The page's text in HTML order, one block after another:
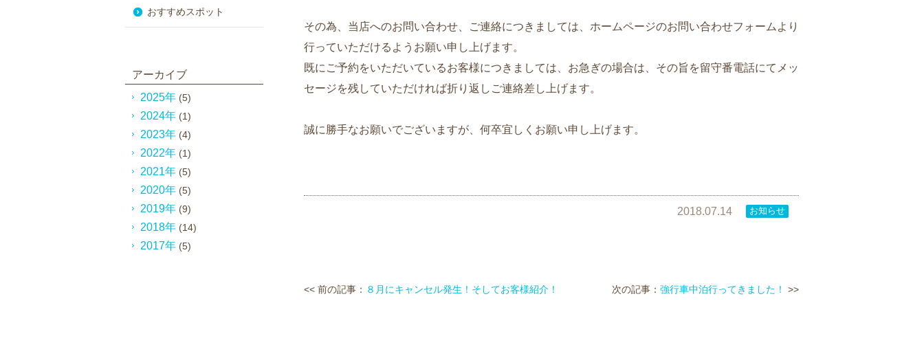
その為、当店へのお問い合わせ、ご連絡につきましては、ホームページのお問い合わせフォームより
行っていただけるようお願い申し上げます。
既にご予約をいただいているお客様につきましては、お急ぎの場合は、その旨を留守番電話にてメッ
セージを残していただければ折り返しご連絡差し上げます。
誠に勝手なお願いでございますが、何卒宜しくお願い申し上げます。
お知らせ
2018.07.14
次の記事： 強行車中泊行ってきました！ >>
<< 前の記事： ８月にキャンセル発生！そしてお客様紹介！
おすすめスポット
アーカイブ
2025年 (5)
2024年 (1)
2023年 (4)
2022年 (1)
2021年 (5)
2020年 (5)
2019年 (9)
2018年 (14)
2017年 (5)